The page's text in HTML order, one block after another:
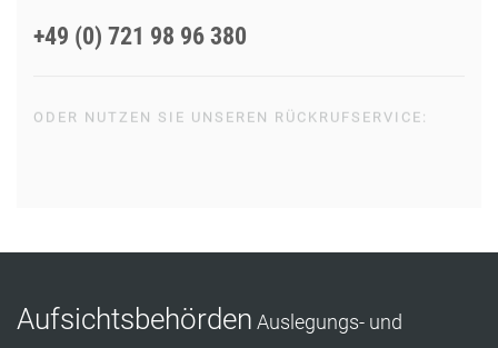
+49 (0) 721 98 96 380
ODER NUTZEN SIE UNSEREN RÜCKRUFSERVICE:
Aufsichtsbehörden Auslegungs- und